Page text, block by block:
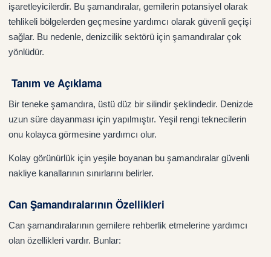
işaretleyicilerdir. Bu şamandıralar, gemilerin potansiyel olarak
tehlikeli bölgelerden geçmesine yardımcı olarak güvenli geçişi
sağlar. Bu nedenle, denizcilik sektörü için şamandıralar çok
yönlüdür.
Tanım ve Açıklama
Bir teneke şamandıra, üstü düz bir silindir şeklindedir. Denizde
uzun süre dayanması için yapılmıştır. Yeşil rengi teknecilerin
onu kolayca görmesine yardımcı olur.
Kolay görünürlük için yeşile boyanan bu şamandıralar güvenli
nakliye kanallarının sınırlarını belirler.
Can Şamandıralarının Özellikleri
Can şamandıralarının gemilere rehberlik etmelerine yardımcı
olan özellikleri vardır. Bunlar: